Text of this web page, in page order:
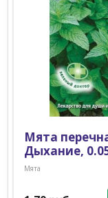
Мята
Дыхание,
Мята